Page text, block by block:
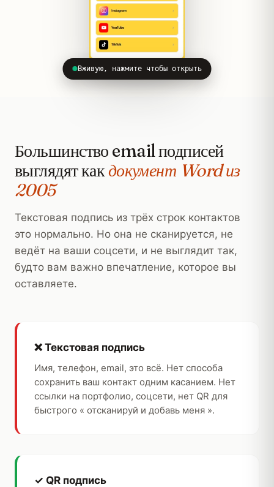
Вживую, нажмите чтобы открыть
Большинство email подписей
выглядят какдокумент Word из
2005
Текстовая подпись из трёх строк контактов
это нормально. Но она не сканируется, не
ведёт на ваши соцсети, и не выглядит так,
будто вам важно впечатление, которое вы
оставляете.
❌ Текстовая подпись
Имя, телефон, email, это всё. Нет способа
сохранить ваш контакт одним касанием. Нет
ссылки на портфолио, соцсети, нет QR для
быстрого « отсканируй и добавь меня ».
✓ QR подпись